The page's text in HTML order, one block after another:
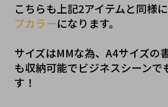
こちらも上記2アイテムと同様
プカラーになります。
サイズはMMな為、A4サイズの
も収納可能でビジネスシーンで
す！